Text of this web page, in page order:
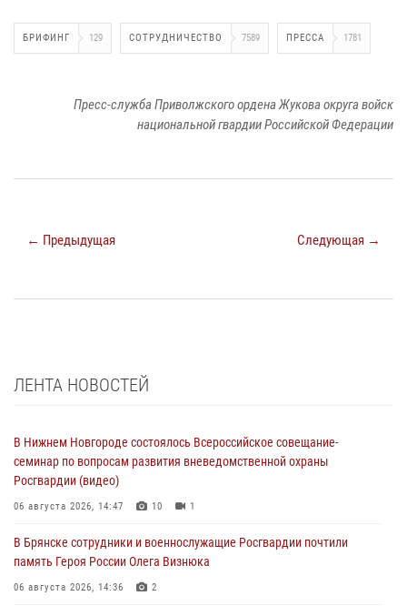
БРИФИНГ 129 СОТРУДНИЧЕСТВО 7589 ПРЕССА 1781
Пресс-служба Приволжского ордена Жукова округа войск
национальной гвардии Российской Федерации
← Предыдущая Следующая →
ЛЕНТА НОВОСТЕЙ
В Нижнем Новгороде состоялось Всероссийское совещание-
семинар по вопросам развития вневедомственной охраны
Росгвардии (видео)
06 августа 2026, 14:47 10 1
В Брянске сотрудники и военнослужащие Росгвардии почтили
память Героя России Олега Визнюка
06 августа 2026, 14:36 2